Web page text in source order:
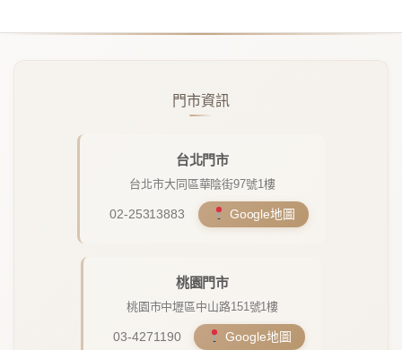
門市資訊
台北門市
台北市大同區華陰街97號1樓
02-25313883 Google地圖
桃園門市
桃園市中壢區中山路151號1樓
03-4271190 Google地圖